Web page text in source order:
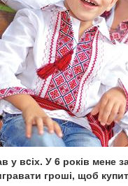
у вcіх. У 6 років мене
гроші, щоб